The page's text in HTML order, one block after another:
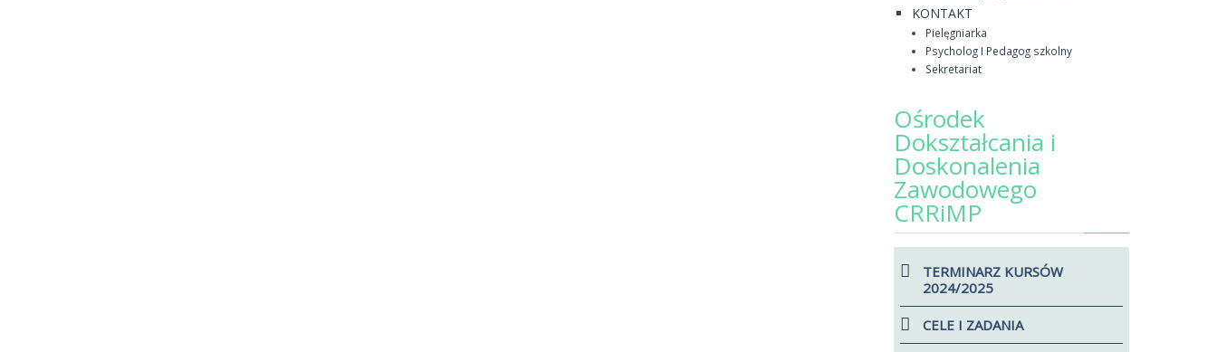
KONTAKT
Pielęgniarka
Psycholog I Pedagog szkolny
Sekretariat
Ośrodek
Dokształcania i
Doskonalenia
Zawodowego
CRRiMP
TERMINARZ KURSÓW
2024/2025
CELE I ZADANIA